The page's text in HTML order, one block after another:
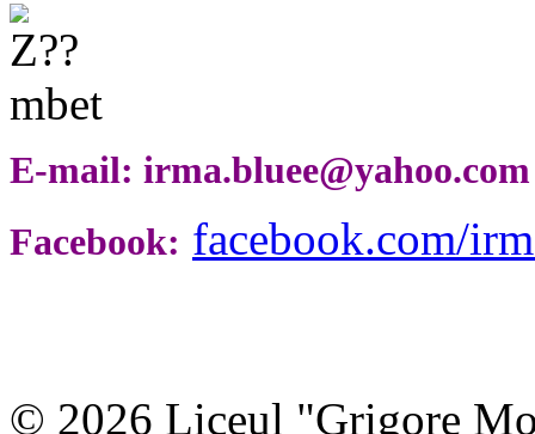
E-mail: irma.bluee@yahoo.com
Facebook: facebook.com/
© 2026 Liceul "Grigore